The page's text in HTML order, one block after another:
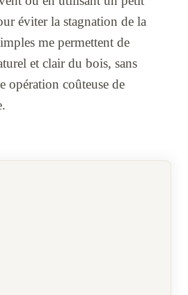
éviter la stagnation de la
me permettent de
et clair du bois, sans
opération coûteuse de